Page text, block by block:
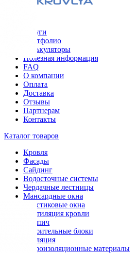
Услуги
Портфолио
Калькуляторы
Полезная информация
FAQ
О компании
Оплата
Доставка
Отзывы
Партнерам
Контакты
Каталог товаров
Кровля
Фасады
Сайдинг
Водосточные системы
Чердачные лестницы
Мансардные окна
Пластиковые окна
Вентиляция кровли
Кирпич
Строительные блоки
Изоляция
Гидроизоляционные материалы